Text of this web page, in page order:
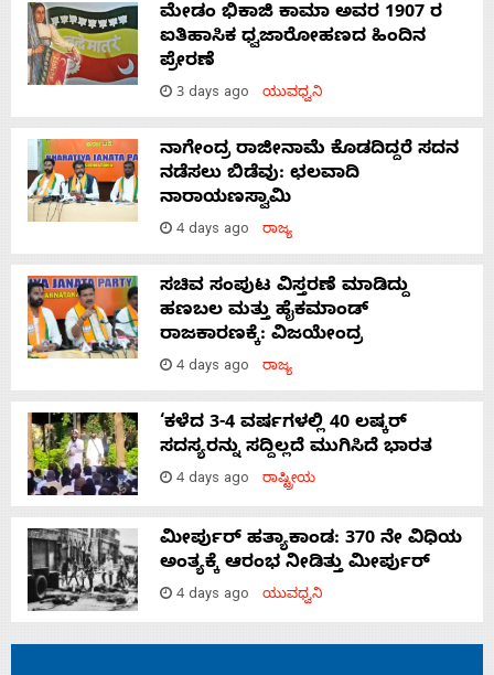
ಮೇಡಂ ಭಿಕಾಜಿ ಕಾಮಾ ಅವರ 1907 ರ
ಐತಿಹಾಸಿಕ ಧ್ವಜಾರೋಹಣದ ಹಿಂದಿನ
ಪ್ರೇರಣೆ
3 days ago ಯುವಧ್ವನಿ
ನಾಗೇಂದ್ರ ರಾಜೀನಾಮೆ ಕೊಡದಿದ್ದರೆ ಸದನ
ನಡೆಸಲು ಬಿಡೆವು: ಛಲವಾದಿ
ನಾರಾಯಣಸ್ವಾಮಿ
4 days ago ರಾಜ್ಯ
ಸಚಿವ ಸಂಪುಟ ವಿಸ್ತರಣೆ ಮಾಡಿದ್ದು
ಹಣಬಲ ಮತ್ತು ಹೈಕಮಾಂಡ್
ರಾಜಕಾರಣಕ್ಕೆ: ವಿಜಯೇಂದ್ರ
4 days ago ರಾಜ್ಯ
‘ಕಳೆದ 3-4 ವರ್ಷಗಳಲ್ಲಿ 40 ಲಷ್ಕರ್
ಸದಸ್ಯರನ್ನು ಸದ್ದಿಲ್ಲದೆ ಮುಗಿಸಿದೆ ಭಾರತ
4 days ago ರಾಷ್ಟ್ರೀಯ
ಮೀರ್ಪುರ್ ಹತ್ಯಾಕಾಂಡ: 370 ನೇ ವಿಧಿಯ
ಅಂತ್ಯಕ್ಕೆ ಆರಂಭ ನೀಡಿತ್ತು ಮೀರ್ಪುರ್
4 days ago ಯುವಧ್ವನಿ